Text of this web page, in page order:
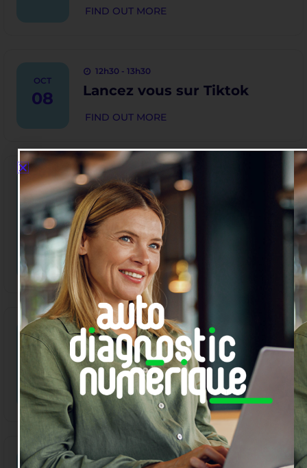
FIND OUT MORE
OCT
08
12h30 - 13h30
Lancez vous sur Tiktok
FIND OUT MORE
OCT
12
12h15 - 13h15
IA et automatisation :
simplifiez votre quotidien
professionnel
FIND OUT MORE
OCT
22
10h00 - 11h00
Je sécurise mon identité
numérique sur internet
FIND OUT MORE
12h15 - 13h15